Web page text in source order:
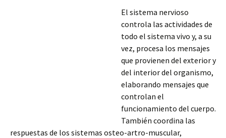
El sistema nervioso
controla las actividades de
todo el sistema vivo y, a su
vez, procesa los mensajes
que provienen del exterior y
del interior del organismo,
elaborando mensajes que
controlan el
funcionamiento del cuerpo.
También coordina las
respuestas de los sistemas osteo-artro-muscular,